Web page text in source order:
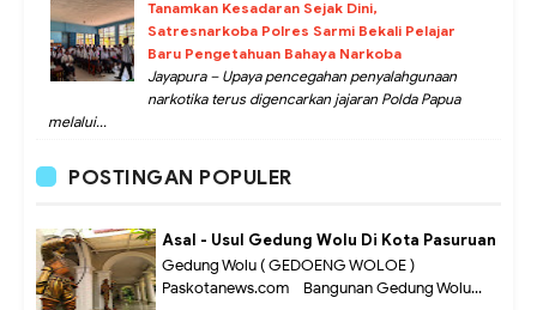
Tanamkan Kesadaran Sejak Dini,
Satresnarkoba Polres Sarmi Bekali Pelajar
Baru Pengetahuan Bahaya Narkoba
Jayapura – Upaya pencegahan penyalahgunaan
narkotika terus digencarkan jajaran Polda Papua
melalui...
POSTINGAN POPULER
Asal - Usul Gedung Wolu Di Kota Pasuruan
Gedung Wolu ( GEDOENG WOLOE )
Paskotanews.com - Bangunan Gedung Wolu...